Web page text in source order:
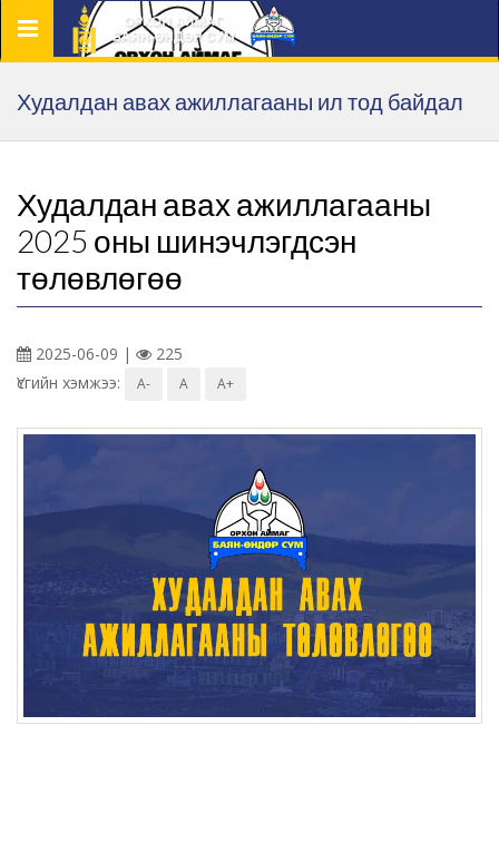
Цэс
Худалдан авах ажиллагааны ил тод байдал
Худалдан авах ажиллагааны
2025 оны шинэчлэгдсэн
төлөвлөгөө
2025-06-09 |
225
Үсгийн хэмжээ:
A- A A+